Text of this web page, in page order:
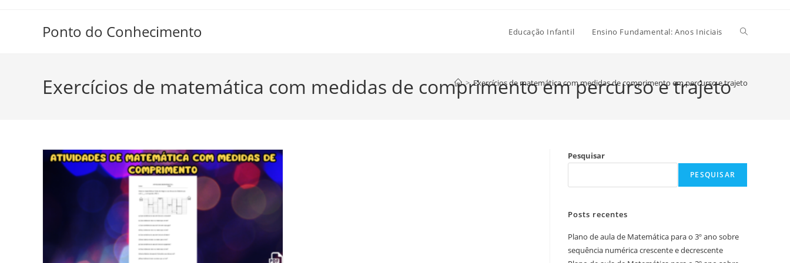
Ponto do Conhecimento Educação Infantil Ensino Fundamental: Anos Iniciais Alternar
site
Exercícios de matemática com medidas de comprimento em percurso e trajeto
> Exercícios de matemática com medidas de comprimento em percurso e trajeto
Pesquisar
PESQUISAR
Posts recentes
Plano de aula de Matemática para o 3º ano sobre
sequência numérica crescente e decrescente